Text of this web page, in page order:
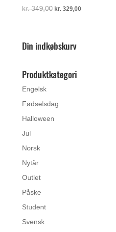
kr.349,00 Den
kr. 349,00.
kr.329,00Den
Din indkøbskurv
Produktkategori
Engelsk
Fødselsdag
Halloween
Jul
Norsk
Nytår
Outlet
Påske
Student
Svensk